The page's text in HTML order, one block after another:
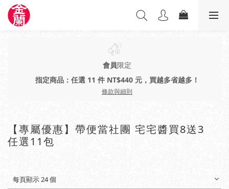
會員限定
指定商品：任選 11 件 NT$440 元，買越多省越多！
條款與細則
【專屬優惠】帶便當社團 宅宅醬買8送3
任選11包
每頁顯示 24 個